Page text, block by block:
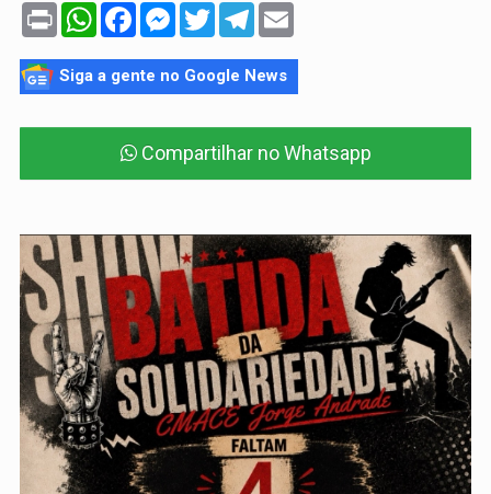
Print WhatsAppFacebookMessenger
TwitterTelegram
Siga a gente no Google News
Compartilhar no Whatsapp